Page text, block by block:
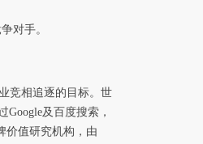
对手。
竞相追逐的目标。世
及百度搜索，
价值研究机构，由